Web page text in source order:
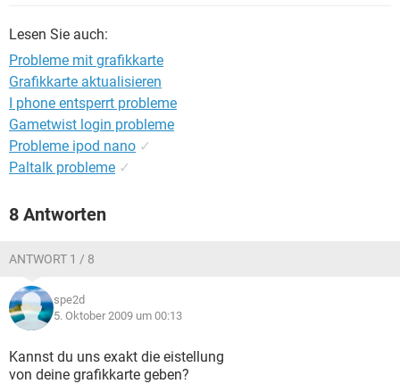
Lesen Sie auch:
Probleme mit grafikkarte
Grafikkarte aktualisieren
I phone entsperrt probleme
Gametwist login probleme
Probleme ipod nano ✓
Paltalk probleme ✓
8 Antworten
ANTWORT 1 / 8
spe2d
5. Oktober 2009 um 00:13
Kannst du uns exakt die eistellung
von deine grafikkarte geben?